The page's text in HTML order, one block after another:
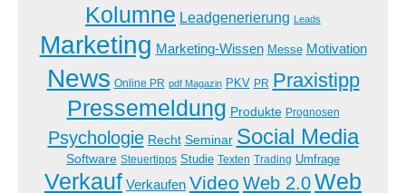
Kolumne Leadgenerierung Leads
Marketing Marketing-Wissen Messe Motivation
News Online PR pdf Magazin PKV PR Praxistipp
Pressemeldung Produkte Prognosen
Psychologie Recht Seminar Social Media
Software Steuertipps Studie Texten Trading Umfrage
Verkauf Verkaufen Video Web 2.0Web